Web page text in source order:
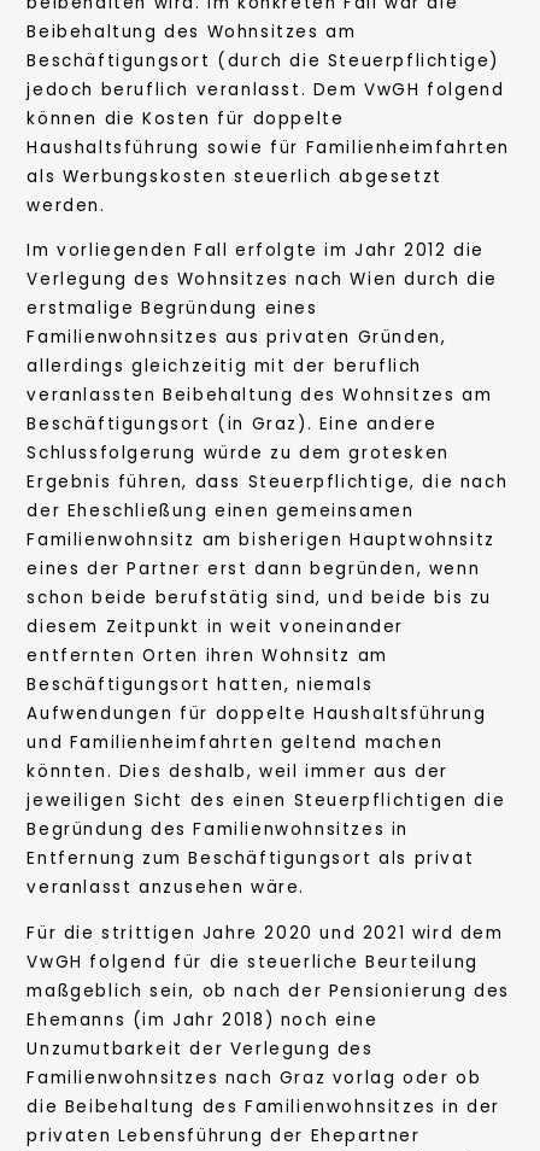
Beibehaltung des Wohnsitzes am
Beschäftigungsort (durch die Steuerpflichtige)
jedoch beruflich veranlasst. Dem VwGH folgend
können die Kosten für doppelte
Haushaltsführung sowie für Familienheimfahrten
als Werbungskosten steuerlich abgesetzt
werden.
Im vorliegenden Fall erfolgte im Jahr 2012 die
Verlegung des Wohnsitzes nach Wien durch die
erstmalige Begründung eines
Familienwohnsitzes aus privaten Gründen,
allerdings gleichzeitig mit der beruflich
veranlassten Beibehaltung des Wohnsitzes am
Beschäftigungsort (in Graz). Eine andere
Schlussfolgerung würde zu dem grotesken
Ergebnis führen, dass Steuerpflichtige, die nach
der Eheschließung einen gemeinsamen
Familienwohnsitz am bisherigen Hauptwohnsitz
eines der Partner erst dann begründen, wenn
schon beide berufstätig sind, und beide bis zu
diesem Zeitpunkt in weit voneinander
entfernten Orten ihren Wohnsitz am
Beschäftigungsort hatten, niemals
Aufwendungen für doppelte Haushaltsführung
und Familienheimfahrten geltend machen
könnten. Dies deshalb, weil immer aus der
jeweiligen Sicht des einen Steuerpflichtigen die
Begründung des Familienwohnsitzes in
Entfernung zum Beschäftigungsort als privat
veranlasst anzusehen wäre.
Für die strittigen Jahre 2020 und 2021 wird dem
VwGH folgend für die steuerliche Beurteilung
maßgeblich sein, ob nach der Pensionierung des
Ehemanns (im Jahr 2018) noch eine
Unzumutbarkeit der Verlegung des
Familienwohnsitzes nach Graz vorlag oder ob
die Beibehaltung des Familienwohnsitzes in der
privaten Lebensführung der Ehepartner